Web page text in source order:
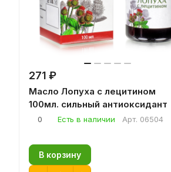
271 ₽
Масло Лопуха с лецитином
100мл. сильный антиоксидант
0 Есть в наличии Арт. 06504
В корзину